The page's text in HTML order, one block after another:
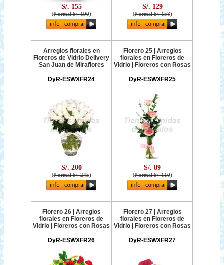
S/. 155
(Normal S/. 190)
S/. 129
(Normal S/. 158)
Arreglos florales en
Floreros de Vidrio Delivery
San Juan de Miraflores
DyR-ESWXFR24
S/. 200
(Normal S/. 245)
Florero 25 | Arreglos
florales en Floreros de
Vidrio | Floreros con Rosas
DyR-ESWXFR25
S/. 89
(Normal S/. 110)
Florero 26 | Arreglos
florales en Floreros de
Vidrio | Floreros con Rosas
DyR-ESWXFR26
Florero 27 | Arreglos
florales en Floreros de
Vidrio | Floreros con Rosas
DyR-ESWXFR27